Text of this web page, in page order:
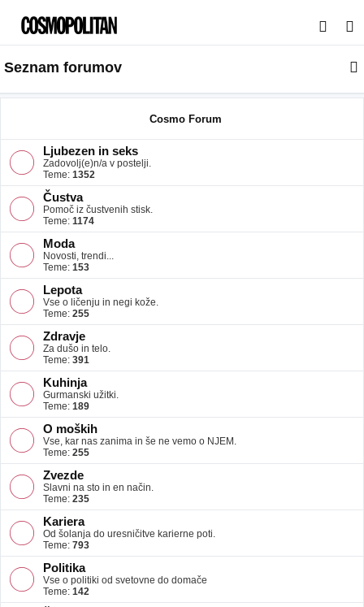
s
a
Seznam forumov
Cosmo Forum
Ljubezen in seks
Zadovolj(e)n/a v postelji.
Teme: 1352
Čustva
Pomoč iz čustvenih stisk.
Teme: 1174
Moda
Novosti, trendi...
Teme: 153
Lepota
Vse o ličenju in negi kože.
Teme: 255
Zdravje
Za dušo in telo.
Teme: 391
Kuhinja
Gurmanski užitki.
Teme: 189
O moških
Vse, kar nas zanima in še ne vemo o NJEM.
Teme: 255
Zvezde
Slavni na sto in en način.
Teme: 235
Kariera
Od šolanja do uresničitve karierne poti.
Teme: 793
Politika
Vse o politiki od svetovne do domače
Teme: 142